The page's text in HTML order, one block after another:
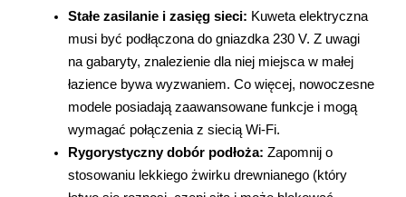
preferencji. Więcej informacji znajdziesz w
naszej polityce prywatności
. Możesz określić
warunki przechowywania lub dostępu do
cookies poprzez kliknięcie przycisku
"Ustawienia" lub możesz zaakceptować
ustawienia wszystkich cookies klikając
AKCEPTUJĘ WSZYSTKIE
Stałe zasilanie i zasięg sieci: Kuweta elektryczna
musi być podłączona do gniazdka 230 V. Z uwagi
na gabaryty, znalezienie dla niej miejsca w małej
łazience bywa wyzwaniem. Co więcej, nowoczesne
modele posiadają zaawansowane funkcje i mogą
wymagać połączenia z siecią Wi-Fi.
Rygorystyczny dobór podłoża: Zapomnij o
stosowaniu lekkiego żwirku drewnianego (który